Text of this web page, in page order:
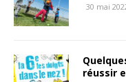
30 mai
réussir